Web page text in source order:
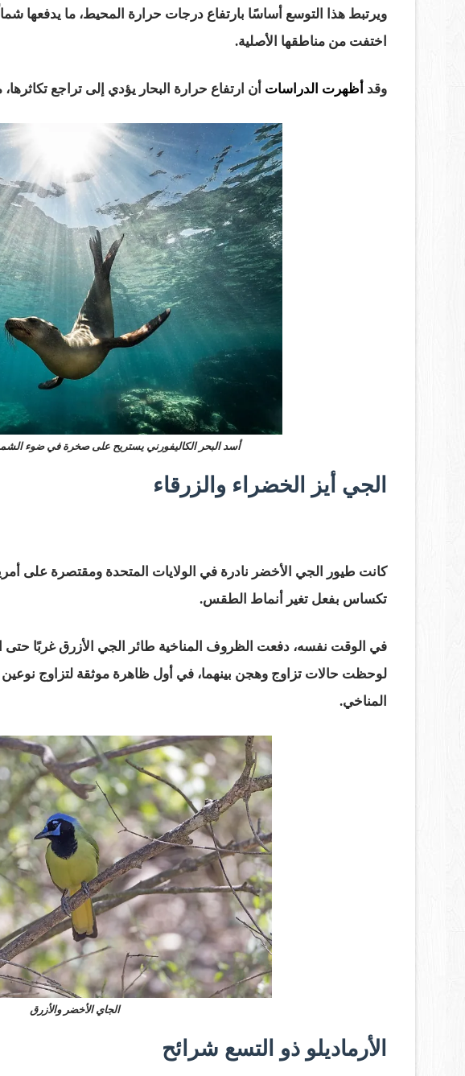
ويرتبط هذا التوسع أساسًا بارتفاع درجات حرارة المحيط، ما يدفعها
اختفت من مناطقها الأصلية.
وقد أظهرت الدراسات أن ارتفاع حرارة البحار يؤدي إلى تراجع
أسد البحر الكاليفورني يستريح على صخرة في ضوء
الجي أيز الخضراء والزرقاء
كانت طيور الجي الأخضر نادرة في الولايات المتحدة ومقتصرة على
تكساس بفعل تغير أنماط الطقس.
في الوقت نفسه، دفعت الظروف المناخية طائر الجي الأزرق غربًا حتى
لوحظت حالات تزاوج وهجن بينهما، في أول ظاهرة موثقة لتزاوج
المناخي.
الجاي الأخضر والأزرق
الأرماديلو ذو التسع شرائح